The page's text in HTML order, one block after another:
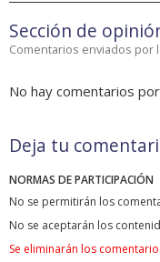
Sección de
Comentarios enviados por
No hay comentarios
Deja tu
NORMAS DE PARTICIPACIÓN
No se permitirán los
No se aceptarán los
Se eliminarán los